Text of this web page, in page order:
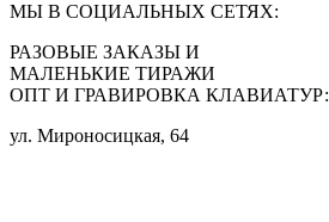
МЫ В СОЦИАЛЬНЫХ СЕТЯХ:
РАЗОВЫЕ ЗАКАЗЫ И
МАЛЕНЬКИЕ ТИРАЖИ
ОПТ И ГРАВИРОВКА КЛАВИАТУР:
ул. Мироносицкая, 64